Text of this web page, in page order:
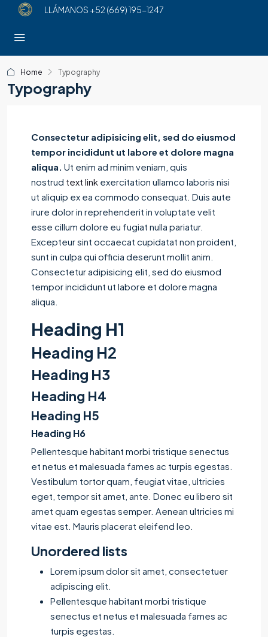
LLÁMANOS +52 (669) 195-1247
Home Typography
Typography
Consectetur adipisicing elit, sed do eiusmod
tempor incididunt ut labore et dolore magna
aliqua. Ut enim ad minim veniam, quis
nostrud text link exercitation ullamco laboris nisi
ut aliquip ex ea commodo consequat. Duis aute
irure dolor in reprehenderit in voluptate velit
esse cillum dolore eu fugiat nulla pariatur.
Excepteur sint occaecat cupidatat non proident,
sunt in culpa qui officia deserunt mollit anim.
Consectetur adipisicing elit, sed do eiusmod
tempor incididunt ut labore et dolore magna
aliqua.
Heading H1
Heading H2
Heading H3
Heading H4
Heading H5
Heading H6
Pellentesque habitant morbi tristique senectus
et netus et malesuada fames ac turpis egestas.
Vestibulum tortor quam, feugiat vitae, ultricies
eget, tempor sit amet, ante. Donec eu libero sit
amet quam egestas semper. Aenean ultricies mi
vitae est. Mauris placerat eleifend leo.
Unordered lists
Lorem ipsum dolor sit amet, consectetuer
adipiscing elit.
Pellentesque habitant morbi tristique
senectus et netus et malesuada fames ac
turpis egestas.